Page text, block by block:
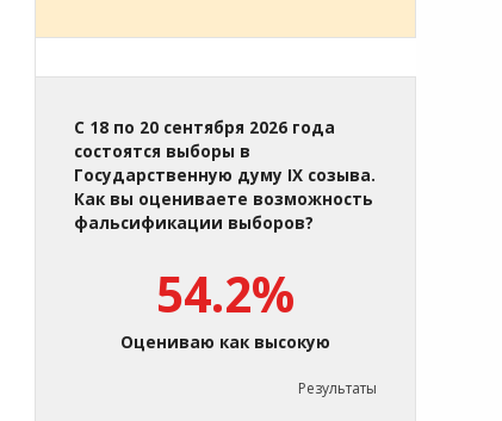
С 18 по 20 сентября 2026 года
состоятся выборы в
Государственную думу IX созыва.
Как вы оцениваете возможность
фальсификации выборов?
54.2%
Оцениваю как высокую
Результаты